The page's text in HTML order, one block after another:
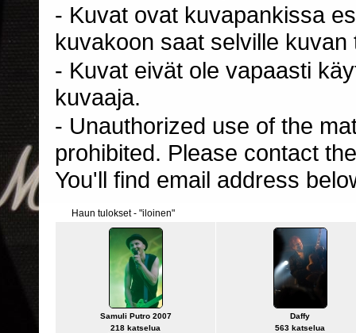
- Kuvat ovat kuvapankissa
kuvakoon saat selville
- Kuvat eivät ole vapaasti
kuvaaja.
- Unauthorized use of the
prohibited. Please contact
You'll find email address
Haun tulokset - "iloinen"
Samuli Putro 2007
218 katselua
Daffy
563 katselua